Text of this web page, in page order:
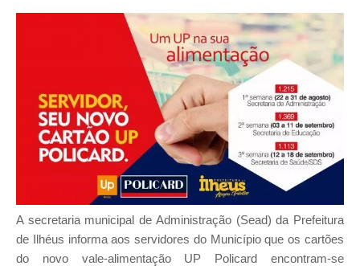
A secretaria municipal de Administração (Sead) da Prefeitura
de Ilhéus informa aos servidores do Município que os cartões
do novo vale-alimentação UP Policard encontram-se